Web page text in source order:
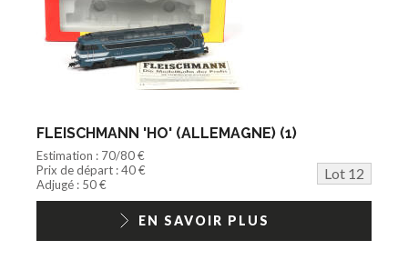
FLEISCHMANN 'HO' (ALLEMAGNE) (1)
Estimation : 70/80 €
Prix de départ : 40 €
Lot 12
Adjugé : 50 €
EN SAVOIR PLUS